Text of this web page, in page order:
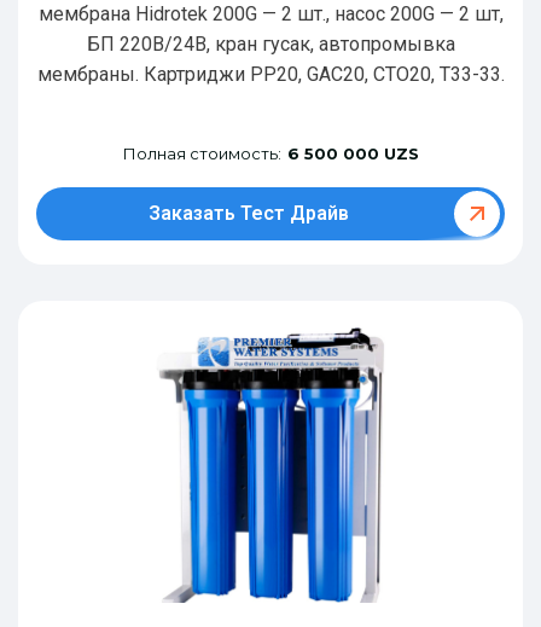
мембрана Hidrotek 200G — 2 шт., насос 200G — 2 шт,
БП 220В/24В, кран гусак, автопромывка
мембраны. Картриджи РР20, GAC20, CTO20, T33-33.
Полная стоимость: 6 500 000 UZS
Заказать Тест Драйв